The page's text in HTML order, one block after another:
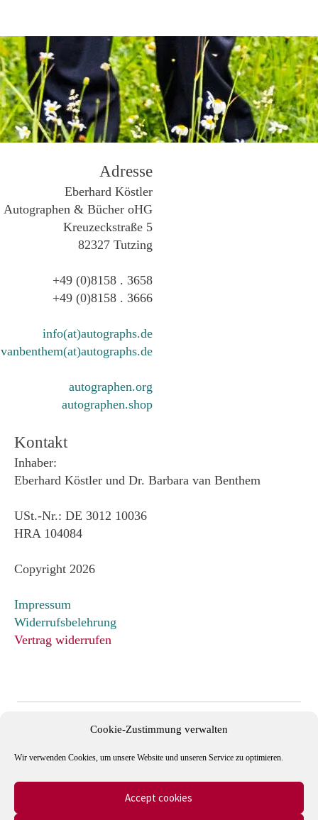
Cookie-Zustimmung verwalten
Wir verwenden Cookies, um unsere Website und unseren Service zu optimieren.
Accept cookies
Adresse
Eberhard Köstler
Autographen & Bücher oHG
Kreuzeckstraße 5
82327 Tutzing
+49 (0)8158 . 3658
+49 (0)8158 . 3666
info(at)autographs.de
vanbenthem(at)autographs.de
autographen.org
autographen.shop
Kontakt
Inhaber:
Eberhard Köstler und Dr. Barbara van Benthem
USt.-Nr.: DE 3012 10036
HRA 104084
Copyright 2026
Impressum
Widerrufsbelehrung
Vertrag widerrufen